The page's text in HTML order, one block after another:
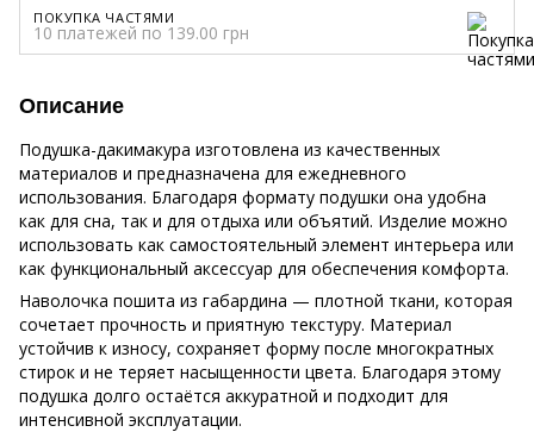
ПОКУПКА ЧАСТЯМИ
10 платежей по 139.00 грн
Описание
Подушка-дакимакура изготовлена из качественных
материалов и предназначена для ежедневного
использования. Благодаря формату подушки она удобна
как для сна, так и для отдыха или объятий. Изделие можно
использовать как самостоятельный элемент интерьера или
как функциональный аксессуар для обеспечения комфорта.
Наволочка пошита из габардина — плотной ткани, которая
сочетает прочность и приятную текстуру. Материал
устойчив к износу, сохраняет форму после многократных
стирок и не теряет насыщенности цвета. Благодаря этому
подушка долго остаётся аккуратной и подходит для
интенсивной эксплуатации.